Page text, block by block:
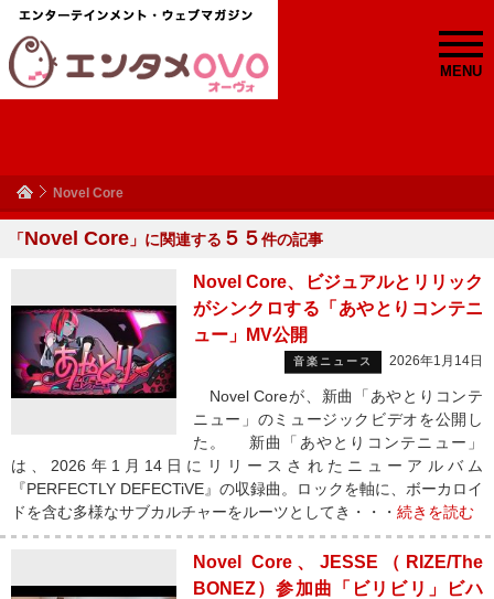
MENU
Novel Core
「Novel Core 」に関連する ５５件の記事
Novel Core、ビジュアルとリリック
がシンクロする「あやとりコンテニ
ュー」MV公開
音楽ニュース 2026年1月14日
Novel Coreが、新曲「あやとりコンテ
ニュー」のミュージックビデオを公開し
た。 新曲「あやとりコンテニュー」
は、2026年1月14日にリリースされたニューアルバム
『PERFECTLY DEFECTiVE』の収録曲。ロックを軸に、ボーカロイ
ドを含む多様なサブカルチャーをルーツとしてき・・・ 続きを読む
Novel Core、JESSE（RIZE/The
BONEZ）参加曲「ビリビリ」ビハ